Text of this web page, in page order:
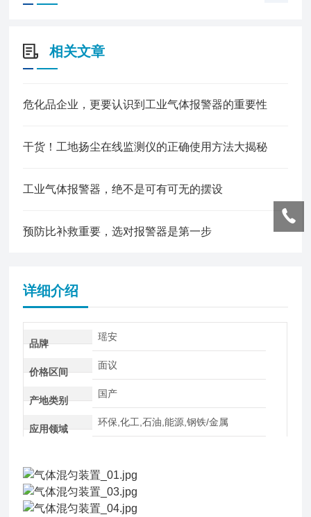
相关文章
危化品企业，更要认识到工业气体报警器的重要性
干货！工地扬尘在线监测仪的正确使用方法大揭秘
工业气体报警器，绝不是可有可无的摆设
预防比补救重要，选对报警器是第一步
详细介绍
品牌
瑶安
价格区间
面议
产地类别
国产
应用领域
环保,化工,石油,能源,钢铁/金属